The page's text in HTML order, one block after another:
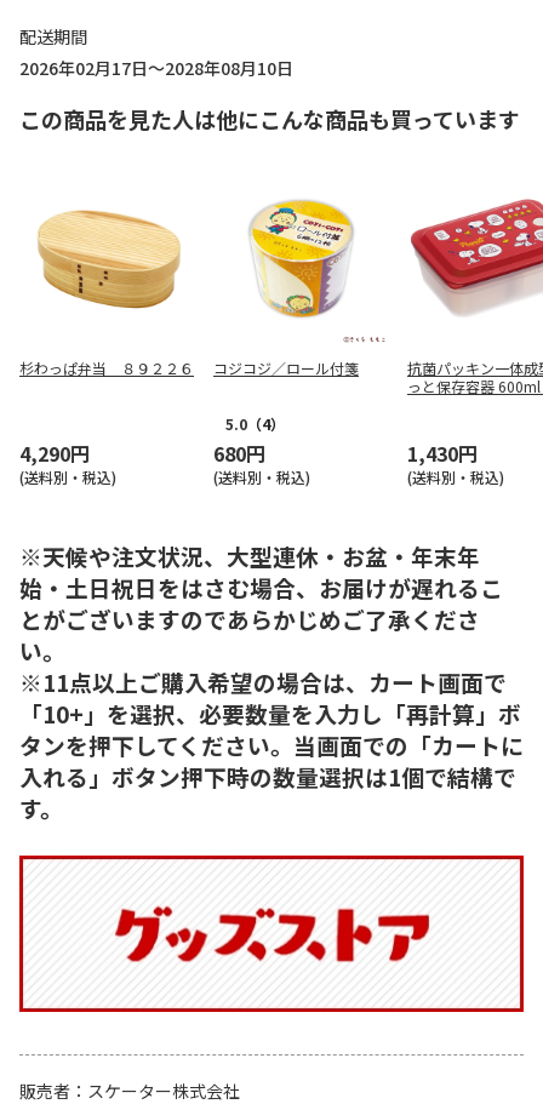
配送期間
2026年02月17日～2028年08月10日
この商品を見た人は他にこんな商品も買っています
杉わっぱ弁当 ８９２２６
4,290円
(送料別・税込)
コジコジ／ロール付箋
5.0 （4）
680円
(送料別・税込)
抗菌パッキン一体成
っと保存容器 600ml
1,430円
(送料別・税込)
※天候や注文状況、大型連休・お盆・年末年
始・土日祝日をはさむ場合、お届けが遅れるこ
とがございますのであらかじめご了承くださ
い。
※11点以上ご購入希望の場合は、カート画面で
「10+」を選択、必要数量を入力し「再計算」ボ
タンを押下してください。当画面での「カートに
入れる」ボタン押下時の数量選択は1個で結構で
す。
販売者
スケーター株式会社